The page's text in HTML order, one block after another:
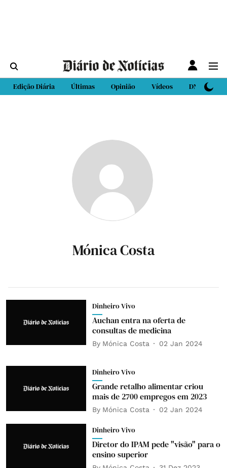
Edição Diária Últimas Opinião Vídeos DN Sport
Mónica Costa
Dinheiro Vivo
Auchan entra na oferta de
consultas de medicina
By Mónica Costa 02 Jan 2024
Dinheiro Vivo
Grande retalho alimentar criou
mais de 2700 empregos em 2023
By Mónica Costa 02 Jan 2024
Dinheiro Vivo
Diretor do IPAM pede "visão" para o
ensino superior